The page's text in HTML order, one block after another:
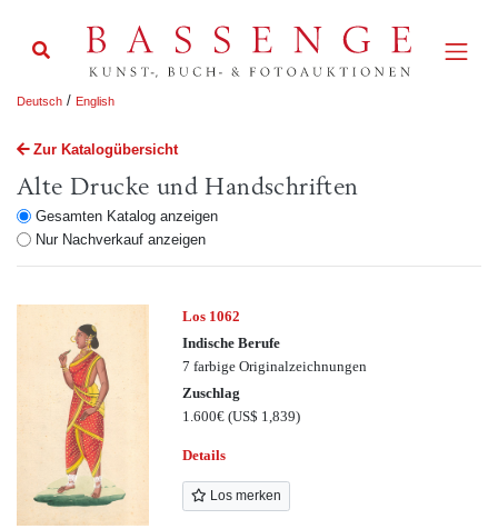
Deutsch / English
Zur Katalogübersicht
Alte Drucke und Handschriften
Gesamten Katalog anzeigen
Nur Nachverkauf anzeigen
Los 1062
Indische Berufe
7 farbige Originalzeichnungen
Zuschlag
1.600€(US$ 1,839)
Details
Los merken